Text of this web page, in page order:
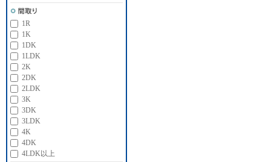
1R
1K
1DK
1LDK
2K
2DK
2LDK
3K
3DK
3LDK
4K
4DK
4LDK以上